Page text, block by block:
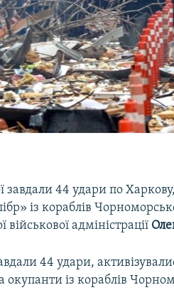
завдали 44 удари по
із кораблів
військової адміністрації
44 удари,
окупанти із кораблів